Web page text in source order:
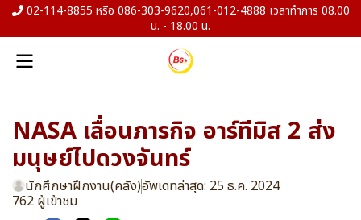
02-114-8855 หรือ 086-303-9620,061-012-4888 เวลาทำการ 08.00
น. - 18.00 น.
NASA เลื่อนภารกิจ อาร์ทีมิส 2 ส่ง
มนุษย์ไปดวงจันทร์
นักศึกษาฝึกงาน(คลัง)อัพเดทล่าสุด: 25 ธ.ค. 2024
762 ผู้เข้าชม